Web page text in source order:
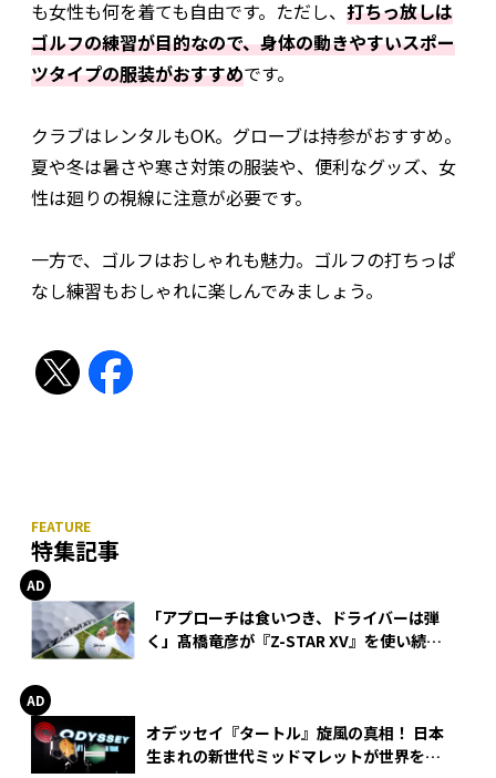
も女性も何を着ても自由です。ただし、 打ちっ放しは
ゴルフの練習が目的なので、身体の動きやすいスポー
ツタイプの服装がおすすめです。
クラブはレンタルもOK。グローブは持参がおすすめ。
夏や冬は暑さや寒さ対策の服装や、便利なグッズ、女
性は廻りの視線に注意が必要です。
一方で、ゴルフはおしゃれも魅力。ゴルフの打ちっぱ
なし練習もおしゃれに楽しんでみましょう。
特集記事
「アプローチは食いつき、ドライバーは弾
く」髙橋竜彦が『Z-STAR XV』を使い続け
オデッセイ『タートル』旋風の真相！ 日本
生まれの新世代ミッドマレットが世界を席